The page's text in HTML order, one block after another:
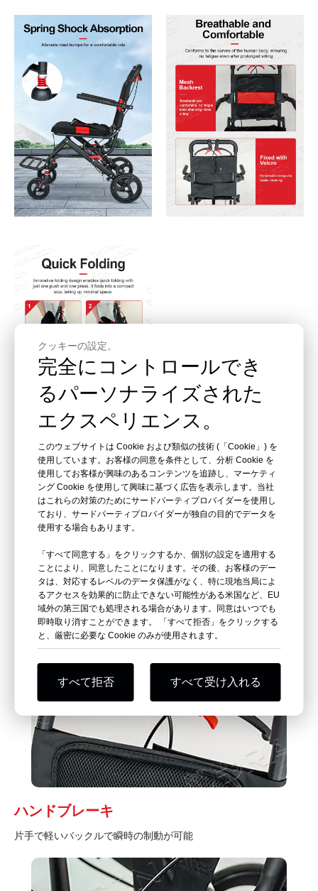
クッキーの設定。
完全にコントロールでき
るパーソナライズされた
エクスペリエンス。
このウェブサイトは Cookie および類似の技術 (「Cookie」) を
使用しています。お客様の同意を条件として、分析 Cookie を
使用してお客様が興味のあるコンテンツを追跡し、マーケティ
ング Cookie を使用して興味に基づく広告を表示します。当社
はこれらの対策のためにサードパーティプロバイダーを使用し
ており、サードパーティプロバイダーが独自の目的でデータを
使用する場合もあります。
「すべて同意する」をクリックするか、個別の設定を適用する
ことにより、同意したことになります。その後、お客様のデー
タは、対応するレベルのデータ保護がなく、特に現地当局によ
るアクセスを効果的に防止できない可能性がある米国など、EU
域外の第三国でも処理される場合があります。同意はいつでも
即時取り消すことができます。 「すべて拒否」をクリックする
と、厳密に必要な Cookie のみが使用されます。
すべて拒否 すべて受け入れる
詳細表示
高品質な製品を生み出すために新たにアップグレードされま
ハンドブレーキ
片手で軽いバックルで瞬時の制動が可能